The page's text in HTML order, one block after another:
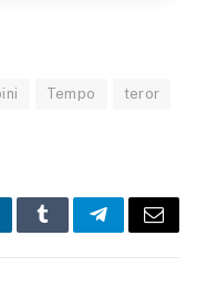
Tempo teror
TumblrTelegramEmail